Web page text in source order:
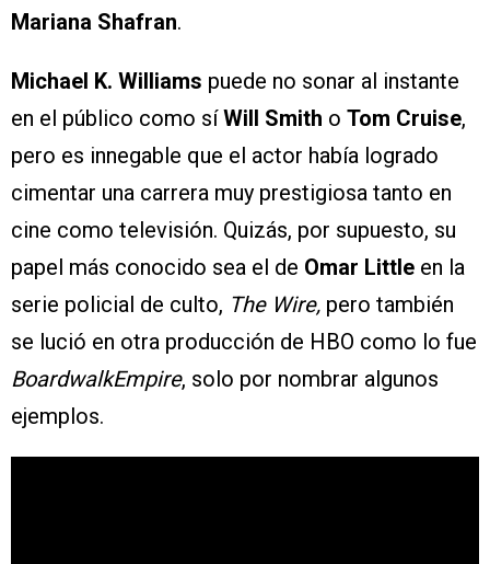
Mariana Shafran.
Michael K. Williams puede no sonar al instante
en el público como síWill Smith o Tom Cruise,
pero es innegable que el actor había logrado
cimentar una carrera muy prestigiosa tanto en
cine como televisión. Quizás, por supuesto, su
papel más conocido sea el de Omar Little en la
serie policial de culto, The Wire, pero también
se lució en otra producción de HBO como lo fue
BoardwalkEmpire, solo por nombrar algunos
ejemplos.